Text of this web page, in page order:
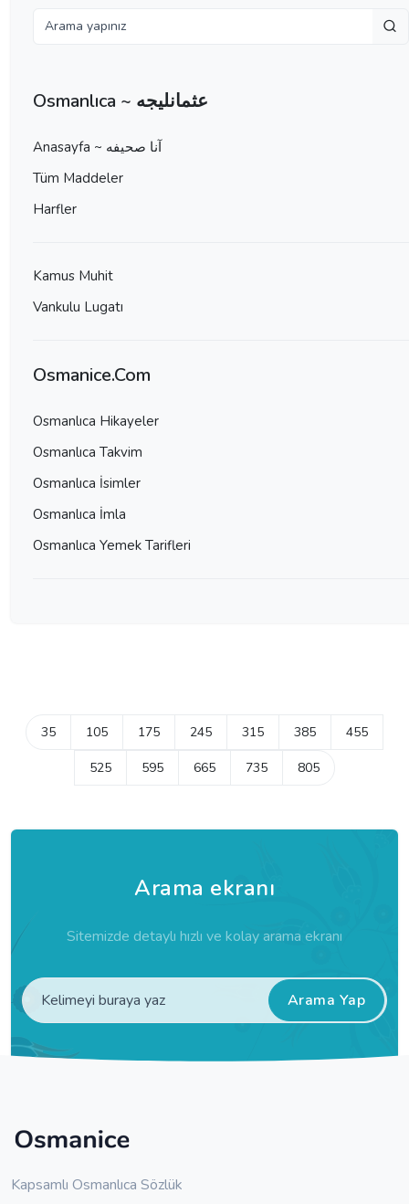
Osmanlıca ~ عثمانليجه
Anasayfa ~ آنا صحيفه
Tüm Maddeler
Harfler
Kamus Muhit
Vankulu Lugatı
Osmanice.Com
Osmanlıca Hikayeler
Osmanlıca Takvim
Osmanlıca İsimler
Osmanlıca İmla
Osmanlıca Yemek Tarifleri
35 105 175 245 315 385 455
525 595 665 735 805
Arama ekranı
Sitemizde detaylı hızlı ve kolay arama ekranı
Arama Yap
Kapsamlı Osmanlıca Sözlük